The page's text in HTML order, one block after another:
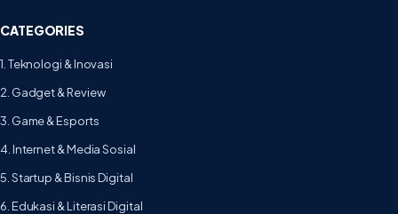
CATEGORIES
1. Teknologi & Inovasi
2. Gadget & Review
3. Game & Esports
4. Internet & Media Sosial
5. Startup & Bisnis Digital
6. Edukasi & Literasi Digital